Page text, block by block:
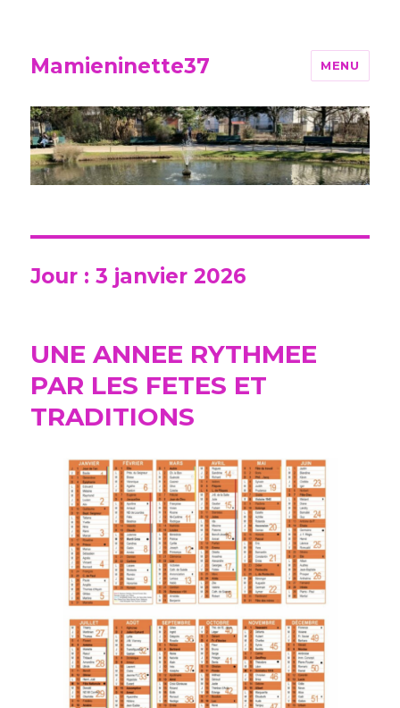
Mamieninette37 MENU
Jour :3 janvier 2026
UNE ANNEE RYTHMEE
PAR LES FETES ET
TRADITIONS